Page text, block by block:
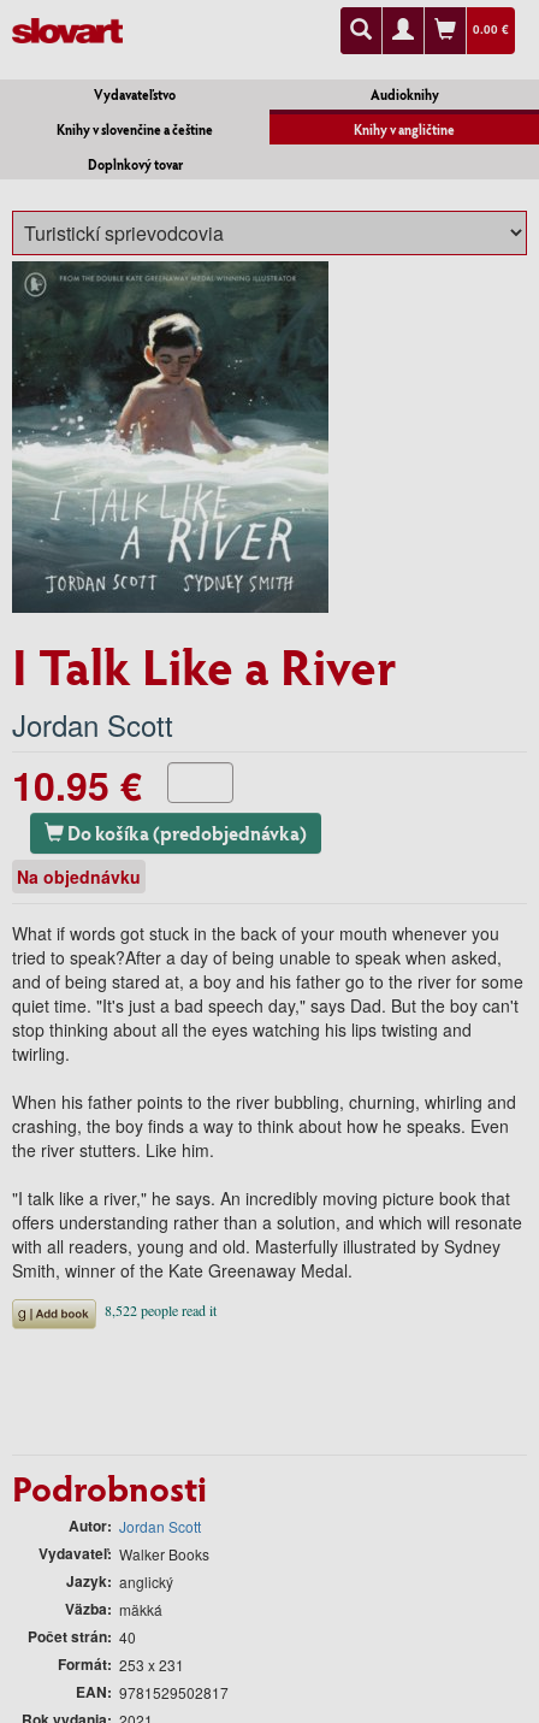
0.00 €
Vydavateľstvo
Audioknihy
Knihy v slovenčine a češtine
Knihy v angličtine
Doplnkový tovar
I Talk Like a River
Jordan Scott
10.95 €
Do košíka (predobjednávka)
Na objednávku
What if words got stuck in the back of your mouth whenever you
tried to speak?After a day of being unable to speak when asked,
and of being stared at, a boy and his father go to the river for some
quiet time. "It's just a bad speech day," says Dad. But the boy can't
stop thinking about all the eyes watching his lips twisting and
twirling.
When his father points to the river bubbling, churning, whirling and
crashing, the boy finds a way to think about how he speaks. Even
the river stutters. Like him.
"I talk like a river," he says. An incredibly moving picture book that
offers understanding rather than a solution, and which will resonate
with all readers, young and old. Masterfully illustrated by Sydney
Smith, winner of the Kate Greenaway Medal.
Podrobnosti
Autor Jordan Scott
Vydavateľ Walker Books
Jazyk anglický
Väzba mäkká
Počet strán 40
Formát 253 x 231
EAN 9781529502817